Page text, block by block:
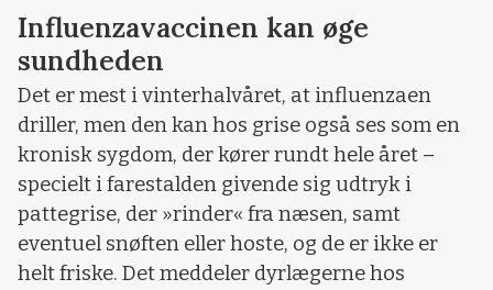
Influenzavaccinen kan øge
sundheden
Det er mest i vinterhalvåret, at influenzaen
driller, men den kan hos grise også ses som en
kronisk sygdom, der kører rundt hele året –
specielt i farestalden givende sig udtryk i
pattegrise, der »rinder« fra næsen, samt
eventuel snøften eller hoste, og de er ikke er
helt friske. Det meddeler dyrlægerne hos